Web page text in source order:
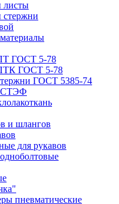
листы
стержни
ГОСТ 5-78
ГОСТ 5-78
ГОСТ 5385-74
СТЭФ
и шлангов
для рукавов
пневматические